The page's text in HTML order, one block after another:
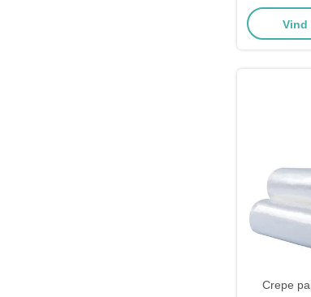
kunststof
Vind
Crepe